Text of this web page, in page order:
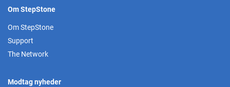
Om StepStone
Om StepStone
Support
The Network
Modtag nyheder